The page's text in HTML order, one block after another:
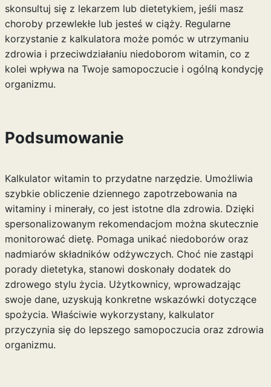
skonsultuj się z lekarzem lub dietetykiem, jeśli masz
choroby przewlekłe lub jesteś w ciąży. Regularne
korzystanie z kalkulatora może pomóc w utrzymaniu
zdrowia i przeciwdziałaniu niedoborom witamin, co z
kolei wpływa na Twoje samopoczucie i ogólną kondycję
organizmu.
Podsumowanie
Kalkulator witamin to przydatne narzędzie. Umożliwia
szybkie obliczenie dziennego zapotrzebowania na
witaminy i minerały, co jest istotne dla zdrowia. Dzięki
spersonalizowanym rekomendacjom można skutecznie
monitorować dietę. Pomaga unikać niedoborów oraz
nadmiarów składników odżywczych. Choć nie zastąpi
porady dietetyka, stanowi doskonały dodatek do
zdrowego stylu życia. Użytkownicy, wprowadzając
swoje dane, uzyskują konkretne wskazówki dotyczące
spożycia. Właściwie wykorzystany, kalkulator
przyczynia się do lepszego samopoczucia oraz zdrowia
organizmu.